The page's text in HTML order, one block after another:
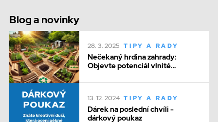
Blog a novinky
28. 3. 2025 TIPY A RADY
Nečekaný hrdina zahrady:
Objevte potenciál vlnité
13. 12. 2024 TIPY A RADY
Dárek na poslední chvíli -
dárkový poukaz